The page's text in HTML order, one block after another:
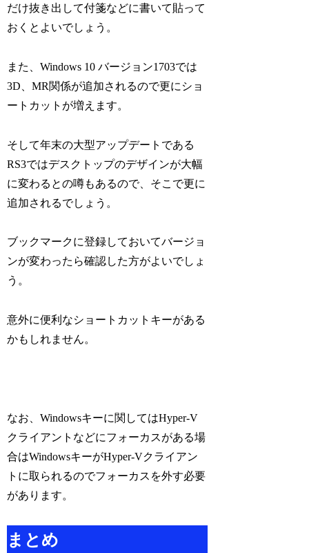
だけ抜き出して付箋などに書いて貼って
おくとよいでしょう。
また、Windows 10 バージョン1703では
3D、MR関係が追加されるので更にショ
ートカットが増えます。
そして年末の大型アップデートである
RS3ではデスクトップのデザインが大幅
に変わるとの噂もあるので、そこで更に
追加されるでしょう。
ブックマークに登録しておいてバージョ
ンが変わったら確認した方がよいでしょ
う。
意外に便利なショートカットキーがある
かもしれません。
なお、Windowsキーに関してはHyper-V
クライアントなどにフォーカスがある場
合はWindowsキーがHyper-Vクライアン
トに取られるのでフォーカスを外す必要
があります。
まとめ